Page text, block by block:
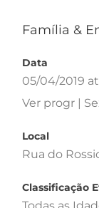
Família &
Data
05/04/2019
Ver progr |
Local
Rua do
Classificação